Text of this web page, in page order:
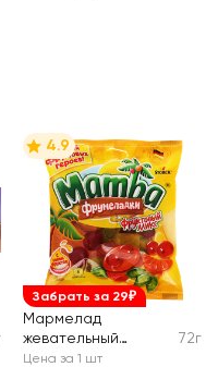
Забрать за 29₽
4.9
Мармелад
жевательный
MAMBA Фрумеладки
72г
Цена за 1 шт